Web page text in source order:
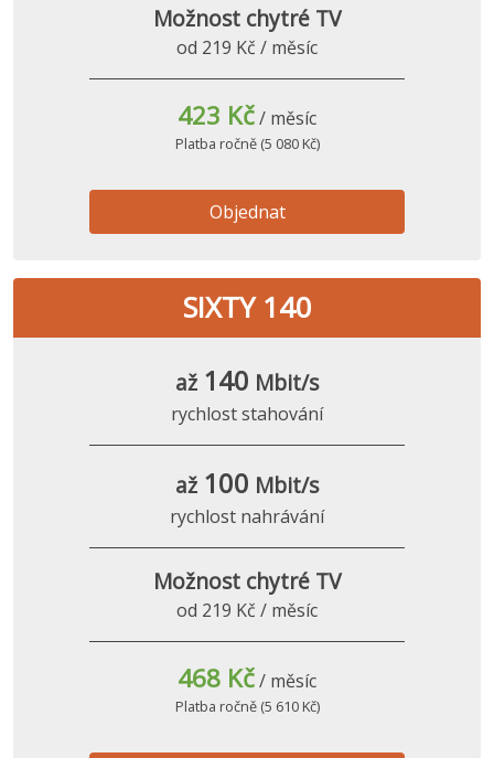
Možnost chytré TV
od 219 Kč / měsíc
423 Kč/ měsíc
Platba ročně (5 080 Kč)
Objednat
SIXTY 140
až 140 Mbit/s
rychlost stahování
až 100 Mbit/s
rychlost nahrávání
Možnost chytré TV
od 219 Kč / měsíc
468 Kč/ měsíc
Platba ročně (5 610 Kč)